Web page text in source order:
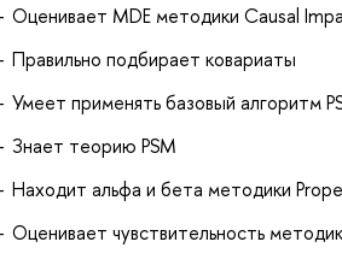
Оценивает MDE методики Causal
Правильно подбирает ковариаты
Умеет применять базовый алгоритм
Знает теорию PSM
Находит альфа и бета методики
Оценивает чувствительность